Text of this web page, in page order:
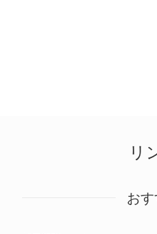
リ
お